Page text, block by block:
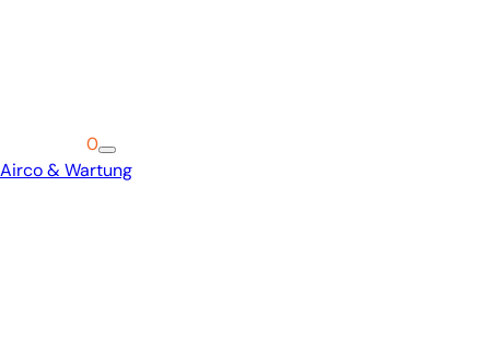
0
Airco & Wartung